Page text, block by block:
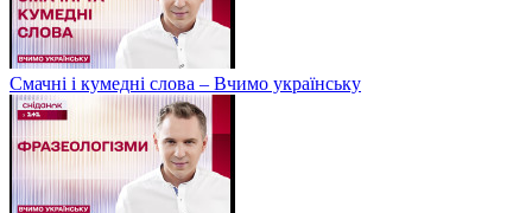
Смачні і кумедні слова – Вчимо українську